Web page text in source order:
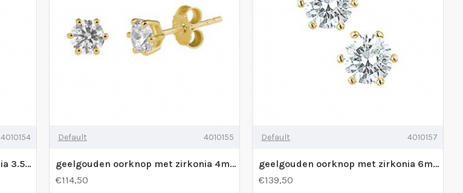
4010154
geelgouden oorknop met zirkonia 3.5mm chaton ppst - 228443
Default 4010155
geelgouden oorknop met zirkonia 4mm chaton prijs per stuk - 600377
€114,50
Default 4010157
geelgouden oorknop met zirkonia 6mm chaton prijs per stuk - 600379
€139,50